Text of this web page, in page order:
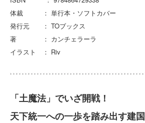
体裁 ： 単行本・ソフトカバー
発行元 ： TOブックス
著 ： カンチェラーラ
イラスト ： Riv
「土魔法」でいざ開戦！
天下統一への一歩を踏み出す建